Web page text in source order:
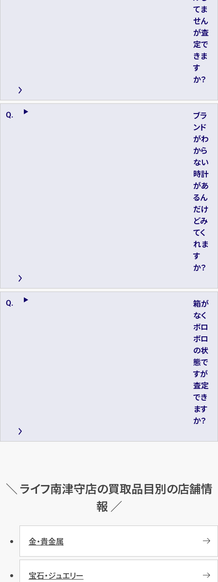
てま
せん
が査
定で
きま
す
か？
ブラ
ンド
がわ
から
ない
時計
があ
るん
だけ
どみ
てく
れま
す
か？
箱が
なく
ボロ
ボロ
の状
態で
すが
査定
でき
ます
か？
＼ ライフ南津守店の買取品目別の店舗情
報 ／
金・貴金属
宝石・ジュエリー